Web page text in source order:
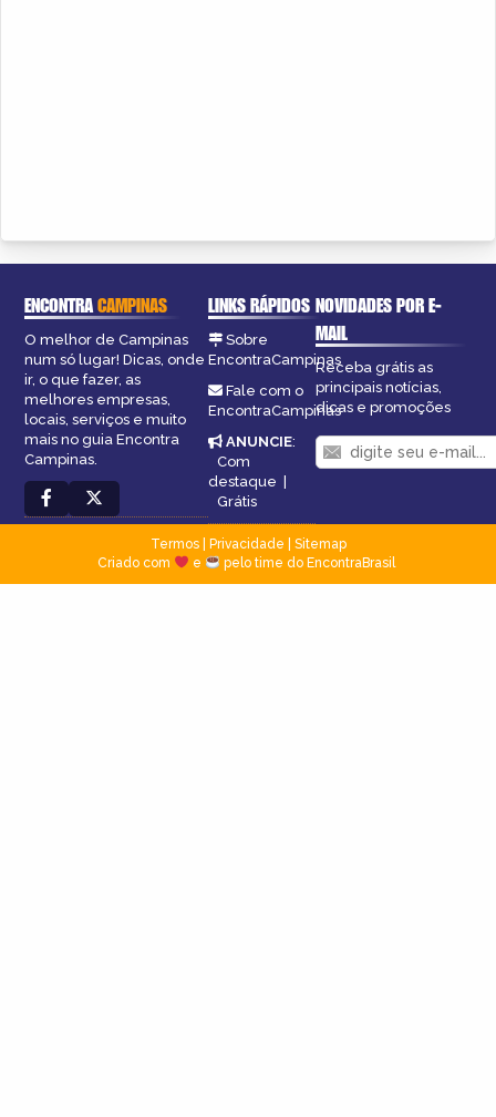
ENCONTRACAMPINAS
O melhor de Campinas
num só lugar! Dicas, onde
ir, o que fazer, as
melhores empresas,
locais, serviços e muito
mais no guia Encontra
Campinas.
LINKS RÁPIDOS
Sobre
EncontraCampinas
Fale com o
EncontraCampinas
ANUNCIE:
Com
destaque |
Grátis
NOVIDADES POR E-
MAIL
Receba grátis as
principais notícias,
dicas e promoções
Termos| Privacidade
Sitemap
Criado com
e pelo time do EncontraBrasil